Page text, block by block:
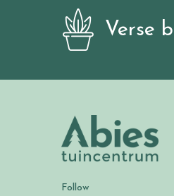
Verse
Follow